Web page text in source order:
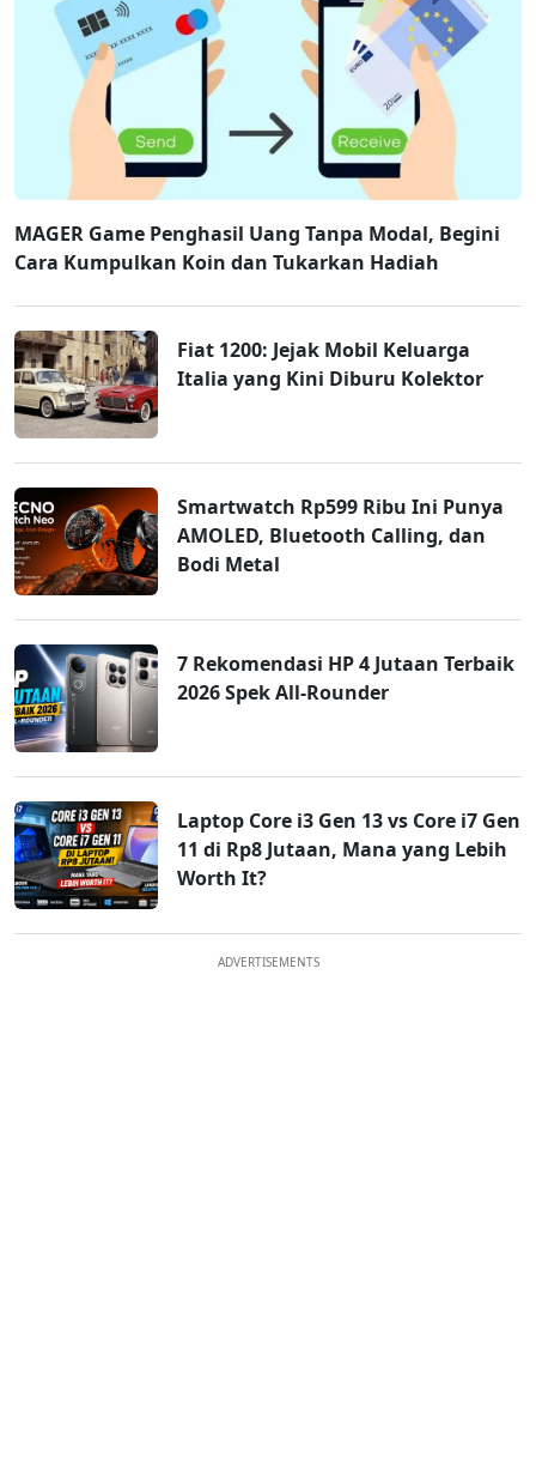
MAGER Game Penghasil Uang Tanpa Modal, Begini
Cara Kumpulkan Koin dan Tukarkan Hadiah
Fiat 1200: Jejak Mobil Keluarga
Italia yang Kini Diburu Kolektor
Smartwatch Rp599 Ribu Ini Punya
AMOLED, Bluetooth Calling, dan
Bodi Metal
7 Rekomendasi HP 4 Jutaan Terbaik
2026 Spek All-Rounder
Laptop Core i3 Gen 13 vs Core i7 Gen
11 di Rp8 Jutaan, Mana yang Lebih
Worth It?
ADVERTISEMENTS